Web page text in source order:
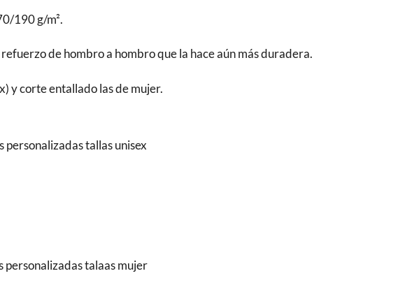
190 g/m².
de hombro a hombro que la hace aún más duradera.
y corte entallado las de mujer.